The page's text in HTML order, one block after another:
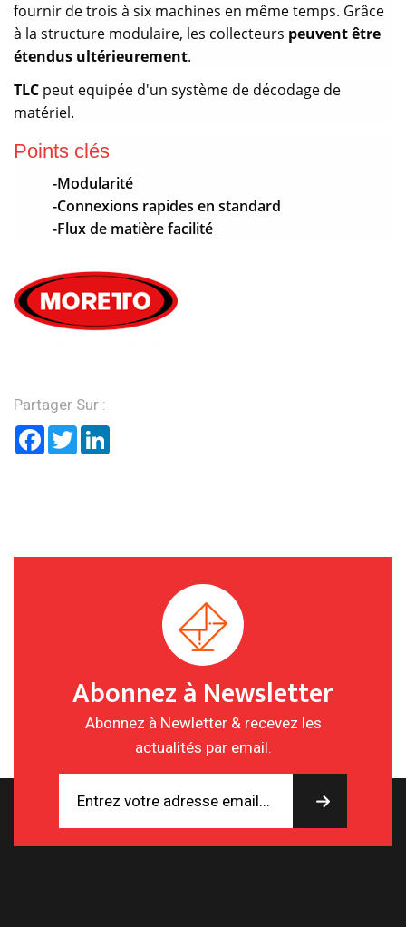
fournir de trois à six machines en même temps. Grâce
à la structure modulaire, les collecteurs peuvent être
étendus ultérieurement.
TLC peut equipée d'un système de décodage de
matériel.
Points clés
-Modularité
-Connexions rapides en standard
-Flux de matière facilité
Partager Sur :
Facebook
Twitter
Abonnez à Newsletter
Abonnez à Newletter & recevez les
actualités par email.